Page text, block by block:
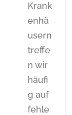
Krank
enhä
usern
treffe
n wir
häufi
g auf
fehle